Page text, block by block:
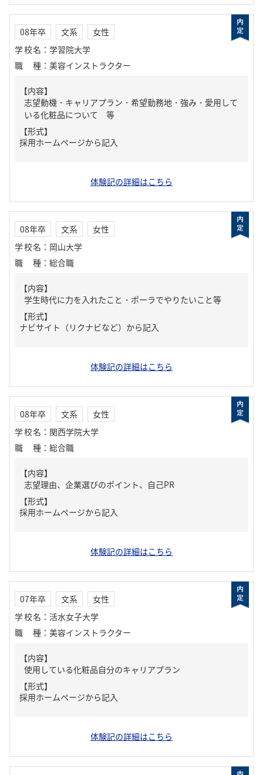
08年卒 文系
女性
学校名 ： 学習院大学
職種 ： 美容インストラクター
【内容】
志望動機・キャリアプラン・希望勤務地・強み・愛用して
いる化粧品について 等
【形式】
採用ホームページから記入
体験記の詳細はこちら
08年卒 文系
女性
学校名 ： 岡山大学
職種 ： 総合職
【内容】
学生時代に力を入れたこと・ポーラでやりたいこと等
【形式】
ナビサイト（リクナビなど）から記入
体験記の詳細はこちら
08年卒 文系
女性
学校名 ： 関西学院大学
職種 ： 総合職
【内容】
志望理由、企業選びのポイント、自己PR
【形式】
採用ホームページから記入
体験記の詳細はこちら
07年卒 文系
女性
学校名 ： 活水女子大学
職種 ： 美容インストラクター
【内容】
使用している化粧品自分のキャリアプラン
【形式】
採用ホームページから記入
体験記の詳細はこちら